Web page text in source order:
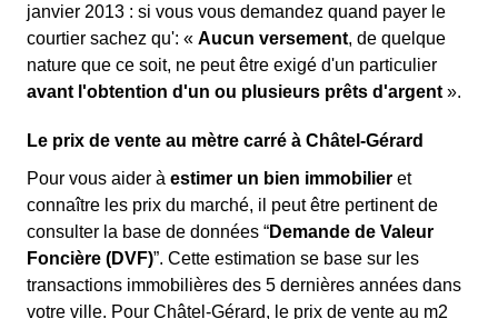
janvier 2013 : si vous vous demandez quand payer le
courtier sachez qu': « Aucun versement, de quelque
nature que ce soit, ne peut être exigé d'un particulier
avant l'obtention d'un ou plusieurs prêts d'argent ».
Le prix de vente au mètre carré à Châtel-Gérard
Pour vous aider à estimer un bien immobilier et
connaître les prix du marché, il peut être pertinent de
consulter la base de données “Demande de Valeur
Foncière (DVF)”. Cette estimation se base sur les
transactions immobilières des 5 dernières années dans
votre ville. Pour Châtel-Gérard, le prix de vente au m2